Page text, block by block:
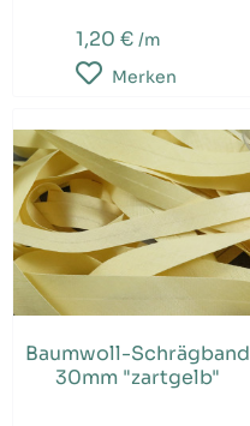
1,20 € /m
Merken
Baumwoll-Schrägband
30mm "zartgelb"